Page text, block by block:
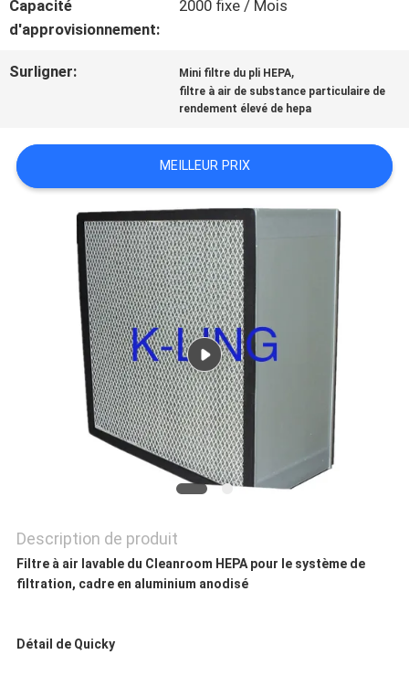
LA
QUALITÉ
NOUS
CONTACTER
NOUVELLES
AFFAIRES
POLITIQUE
Capacité
d'approvisionnement:
2000 fixe / Mois
Surligner: Mini filtre du pli HEPA,
filtre à air de substance particulaire de
rendement élevé de hepa
MEILLEUR PRIX
Description de produit
Filtre à air lavable du Cleanroom HEPA pour le système de
filtration, cadre en aluminium anodisé
Détail de Quicky